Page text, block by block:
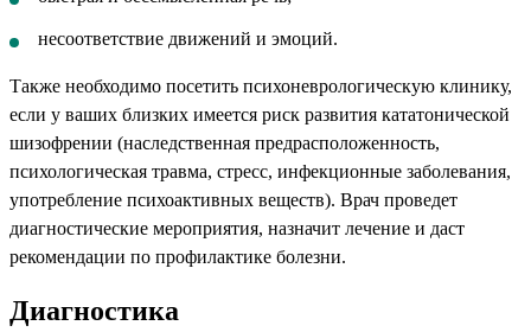
несоответствие движений и эмоций.
Также необходимо посетить психоневрологическую клинику,
если у ваших близких имеется риск развития кататонической
шизофрении (наследственная предрасположенность,
психологическая травма, стресс, инфекционные заболевания,
употребление психоактивных веществ). Врач проведет
диагностические мероприятия, назначит лечение и даст
рекомендации по профилактике болезни.
Диагностика